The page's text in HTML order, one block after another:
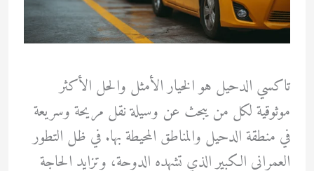
تاكسي الدحيل هو الخيار الأمثل والحل الأكثر
موثوقية لكل من يبحث عن وسيلة نقل مريحة وسريعة
في منطقة الدحيل والمناطق المحيطة بها. في ظل التطور
العمراني الكبير الذي تشهده الدوحة، وتزايد الحاجة